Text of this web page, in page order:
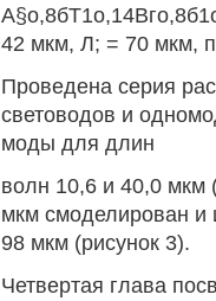
42 мкм, Л; = 70 мкм,
Проведена серия
световодов и
моды для длин
волн 10,6 и 40,0 мкм
мкм смоделирован и
98 мкм (рисунок 3).
Четвертая глава